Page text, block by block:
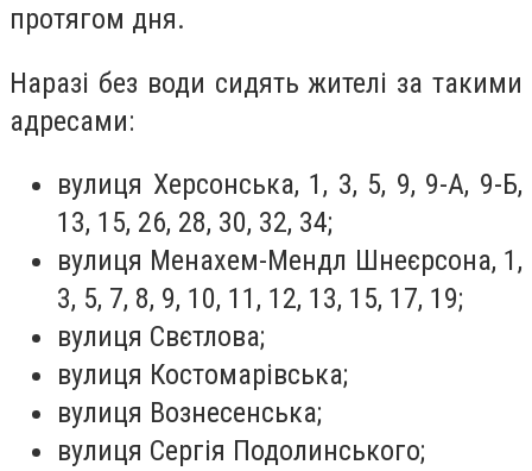
протягом дня.
Наразі без води сидять жителі за такими
адресами:
вулиця Херсонська, 1, 3, 5, 9, 9-А, 9-Б,
13, 15, 26, 28, 30, 32, 34;
вулиця Менахем-Мендл Шнеєрсона, 1,
3, 5, 7, 8, 9, 10, 11, 12, 13, 15, 17, 19;
вулиця Свєтлова;
вулиця Костомарівська;
вулиця Вознесенська;
вулиця Сергія Подолинського;